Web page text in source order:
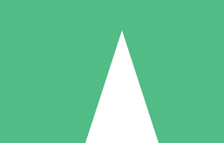
Packs de Crédits Individuels
à l'utilisation avec des crédits de téléchargement. Sans engagement
5 Téléchargements
US$